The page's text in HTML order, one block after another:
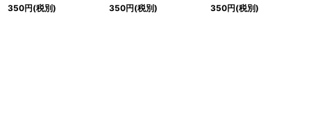
350円(税別) 350円(税別) 350円(税別)